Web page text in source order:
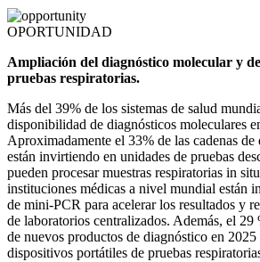
OPORTUNIDAD
Ampliación del diagnóstico molecular y
pruebas respiratorias.
Más del 39% de los sistemas de salud
disponibilidad de diagnósticos moleculares
Aproximadamente el 33% de las cadenas
están invirtiendo en unidades de pruebas
pueden procesar muestras respiratorias in
instituciones médicas a nivel mundial están
de mini-PCR para acelerar los resultados y
de laboratorios centralizados. Además, el 29
de nuevos productos de diagnóstico en 2025
dispositivos portátiles de pruebas